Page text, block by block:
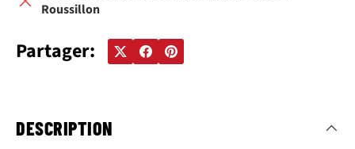
Roussillon
Partager:
DESCRIPTION